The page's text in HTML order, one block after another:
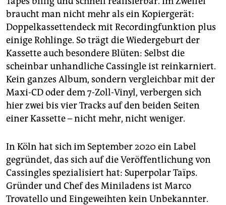
braucht man nicht mehr als ein Kopiergerät:
Doppelkassettendeck mit Recordingfunktion plus
einige Rohlinge. So trägt die Wiedergeburt der
Kassette auch besondere Blüten: Selbst die
scheinbar unhandliche Cassingle ist re­inkarniert.
Kein ganzes Album, sondern vergleichbar mit der
Maxi-CD oder dem 7-Zoll-Vinyl, verbergen sich
hier zwei bis vier Tracks auf den beiden Seiten
einer Kassette – nicht mehr, nicht weniger.
In Köln hat sich im September 2020 ein Label
gegründet, das sich auf die Veröffentlichung von
Cassingles spezialisiert hat: Superpolar Taïps.
Gründer und Chef des Miniladens ist Marco
Trovatello und Eingeweihten kein Unbekannter.